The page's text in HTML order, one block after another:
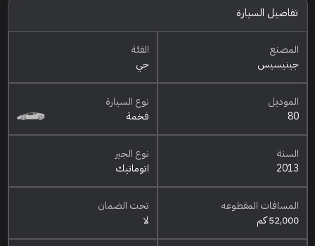
تفاصيل السيارة
المصنع
جينيسيس
الفئة
جي
الموديل
80
نوع السيارة
فخمة
السنة
2013
نوع الجير
اتوماتيك
المسافات المقطوعه
52,000 كم
تحت الضمان
لا